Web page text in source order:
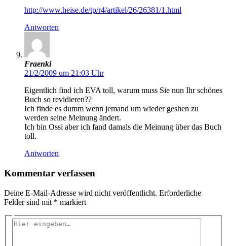
http://www.heise.de/tp/r4/artikel/26/26381/1.html
Antworten
Fraenki
21/2/2009 um 21:03 Uhr
Eigentlich find ich EVA toll, warum muss Sie nun Ihr schönes
Buch so revidieren??
Ich finde es dumm wenn jemand um wieder geshen zu
werden seine Meinung ändert.
Ich bin Ossi aber ich fand damals die Meinung über das Buch
toll.
Antworten
Kommentar verfassen
Deine E-Mail-Adresse wird nicht veröffentlicht. Erforderliche
Felder sind mit * markiert
Hier